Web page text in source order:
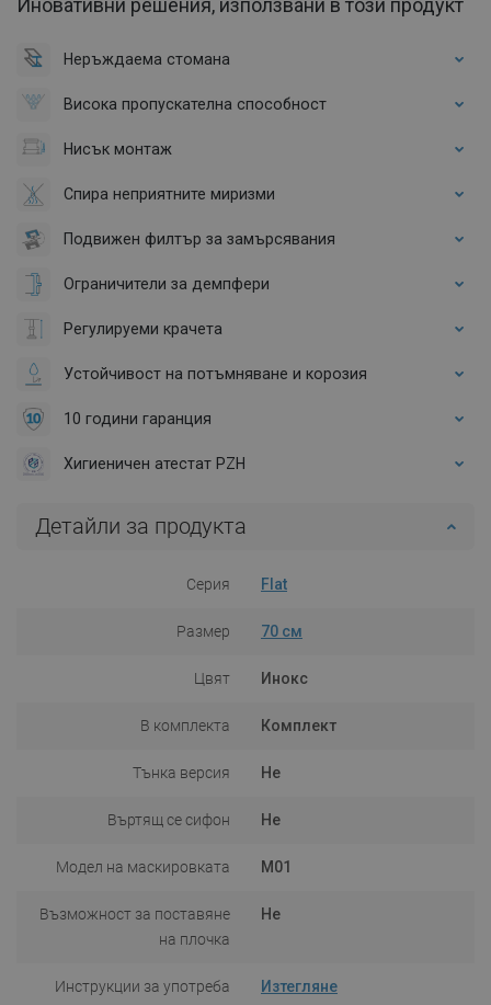
Неръждаема стомана
Висока пропускателна способност
Нисък монтаж
Спира неприятните миризми
Подвижен филтър за замърсявания
Ограничители за демпфери
Регулируеми крачета
Устойчивост на потъмняване и корозия
10 години гаранция
Хигиеничен атестат PZH
Детайли за продукта
Серия Flat
Размер 70 см
Цвят Инокс
В комплекта Комплект
Тънка версия Не
Въртящ се сифон Не
Модел на маскировката M01
Възможност за поставяне
на плочка
Не
Инструкции за употреба Изтегляне